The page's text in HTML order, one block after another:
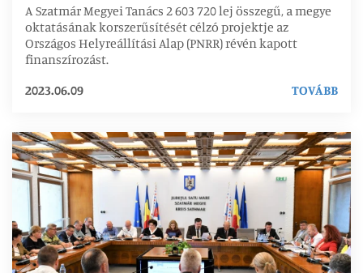
A Szatmár Megyei Tanács 2 603 720 lej összegű, a megye
oktatásának korszerűsítését célzó projektje az
Országos Helyreállítási Alap (PNRR) révén kapott
finanszírozást.
2023.06.09
TOVÁBB